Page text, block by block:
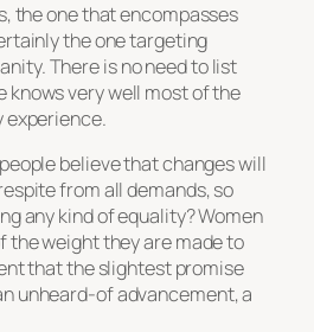
the one that encompasses
the one targeting
There is no need to list
knows very well most of the
experience.
believe that changes will
from all demands, so
any kind of equality? Women
the weight they are made to
that the slightest promise
unheard-of advancement, a